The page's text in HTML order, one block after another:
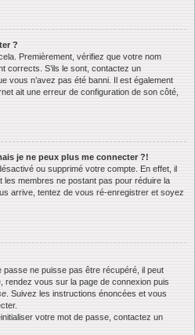
?
Premièrement, vérifiez que votre nom
corrects. S’ils le sont, contactez un
vous n’avez pas été banni. Il est également
ait une erreur de configuration de son côté,
je ne peux plus me connecter ?!
ou supprimé votre compte. En effet, il
membres ne postant pas pour réduire la
arrive, tentez de vous ré-enregistrer et soyez
passe ne puisse pas être récupéré, il peut
rendez vous sur la page de connexion puis
. Suivez les instructions énoncées et vous
votre mot de passe, contactez un